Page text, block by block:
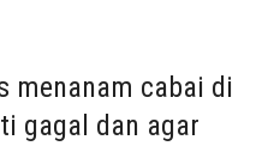
menanam cabai di
gagal dan agar